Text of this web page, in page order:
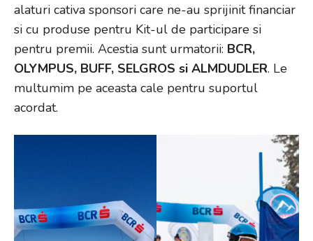
alaturi cativa sponsori care ne-au sprijinit financiar
si cu produse pentru Kit-ul de participare si
pentru premii. Acestia sunt urmatorii: BCR,
OLYMPUS, BUFF, SELGROS si ALMDUDLER. Le
multumim pe aceasta cale pentru suportul
acordat.